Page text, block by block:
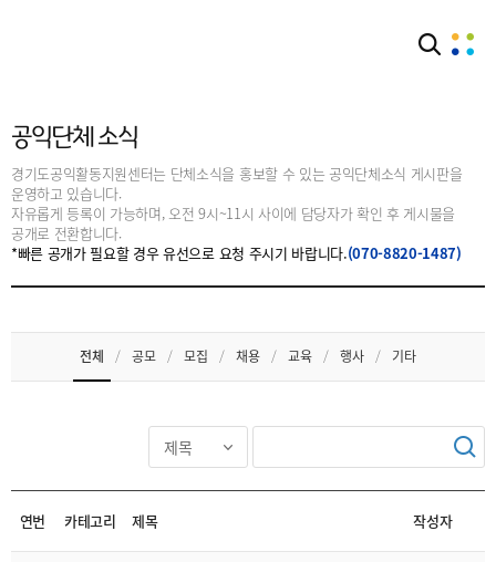
공익단체 소식
경기도공익활동지원센터는 단체소식을 홍보할 수 있는 공익단체소식 게시판을
운영하고 있습니다.
자유롭게 등록이 가능하며, 오전 9시~11시 사이에 담당자가 확인 후 게시물을
공개로 전환합니다.
*빠른 공개가 필요할 경우 유선으로 요청 주시기 바랍니다.(070-8820-1487)
전체 / 공모 / 모집 / 채용 / 교육 / 행사 / 기타
연번 카테고리 제목 작성자